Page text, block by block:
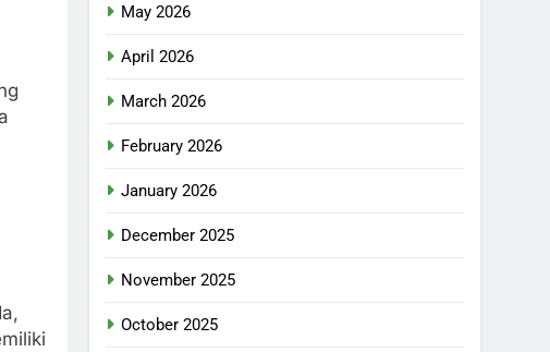
May 2026
April 2026
March 2026
February 2026
January 2026
December 2025
November 2025
October 2025